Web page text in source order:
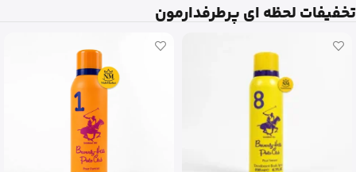
تخفیفات لحظه ای پرطرفدارمون